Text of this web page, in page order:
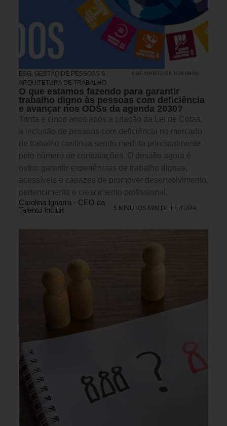
ESG GESTÃO DE PESSOAS &
ARQUITETURA DE TRABALHO
6 DE AGOSTO DE 2026 08H00
O que estamos fazendo para garantir
trabalho digno às pessoas com deficiência
e avançar nos ODSs da agenda 2030?
Trinta e cinco anos após a criação da Lei de Cotas,
a inclusão de pessoas com deficiência no mercado
de trabalho continua sendo medida principalmente
pelo número de contratações. O desafio agora é
outro: garantir experiências de trabalho dignas,
acessíveis e capazes de promover desenvolvimento,
pertencimento e crescimento profissional.
Carolina Ignarra - CEO da
Talento Incluir
5 MINUTOS MIN DE LEITURA